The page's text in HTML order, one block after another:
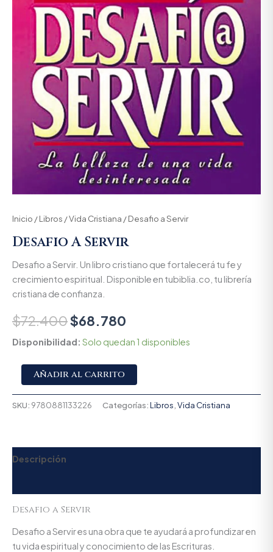
Inicio /Libros /Vida Cristiana / Desafio a Servir
Desafio A Servir
Desafio a Servir. Un libro cristiano que fortalecerá tu fe y
crecimiento espiritual. Disponible en tubiblia.co, tu librería
cristiana de confianza.
$72.400$68.780
Disponibilidad: Solo quedan 1 disponibles
Añadir al carrito
SKU: 9780881133226 Categorías:Libros Vida Cristiana
Descripción
Desafio a Servir
Desafio a Servir es una obra que te ayudará a profundizar en
tu vida espiritual y conocimiento de las Escrituras.